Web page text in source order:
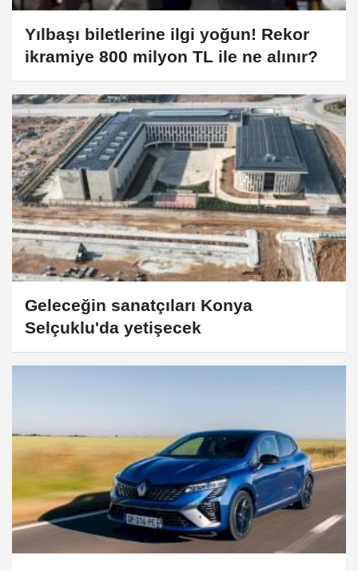
Yılbaşı biletlerine ilgi yoğun! Rekor
ikramiye 800 milyon TL ile ne alınır?
Geleceğin sanatçıları Konya
Selçuklu'da yetişecek